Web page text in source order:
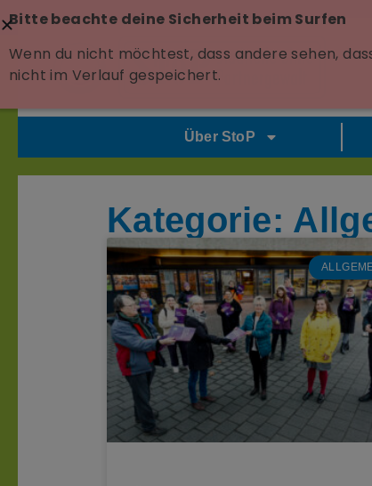
Über StoP
Kategorie:
Bitte beachte deine Sicherheit beim Surfen
Wenn du nicht möchtest, dass andere sehen,
nicht im Verlauf gespeichert.